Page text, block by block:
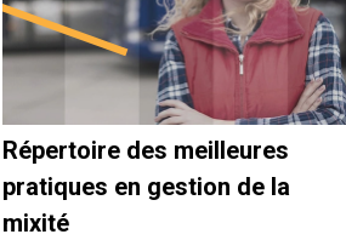
Répertoire des meilleures
pratiques en gestion de la
mixité